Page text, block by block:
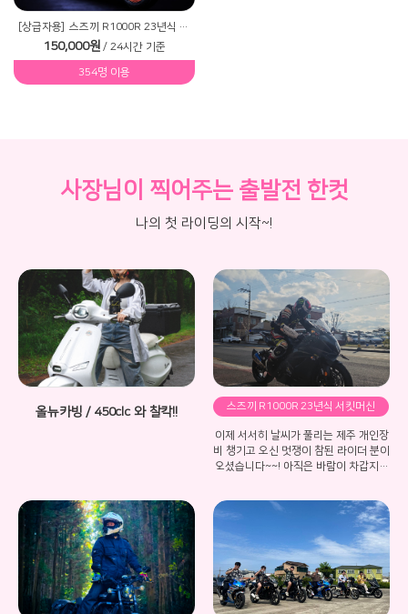
[상급자용] 스즈끼 R1000R 23년식 서킷머신
150,000원 / 24시간 기준
354명 이용
사장님이 찍어주는 출발전 한컷
나의 첫 라이딩의 시작~!
올뉴카빙 / 450clc 와 찰칵!! 스즈끼 R1000R 23년식 서킷머신
멋지게 바이크슈트입고 찰칵!!!
이제 서서히 날씨가 풀리는 제주 개인장
비 챙기고 오신 멋쟁이 참된 라이더 분이
오셨습니다~~! 아직은 바람이 차갑지만
신게 너무 멋있으셔서 사진 찍어드렸습
니다! 멋진 라이딩 되세요~